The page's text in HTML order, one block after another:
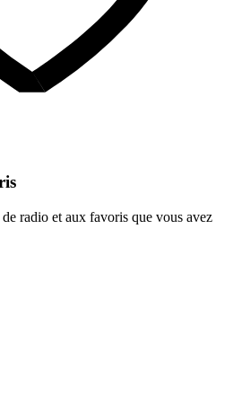
radio et aux favoris que vous avez